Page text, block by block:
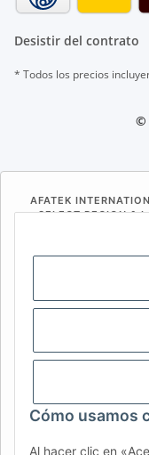
Cómo usamos
Al hacer clic en
Desistir del contrato
* Todos los precios
©
AFATEK
SELECT REGION &
UK NZ